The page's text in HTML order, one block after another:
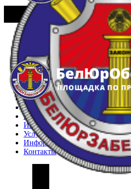
Главная
Арестованное имущество
Реестр несостоявшихся торгов
Реестр переоценок
Частное имущество
Государственное имущество
Интернет-магазин
Интернет-витрина
Услуги
Информация
Контакты